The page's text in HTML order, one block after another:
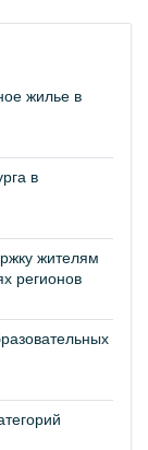
жилье в
в
жителям
регионов